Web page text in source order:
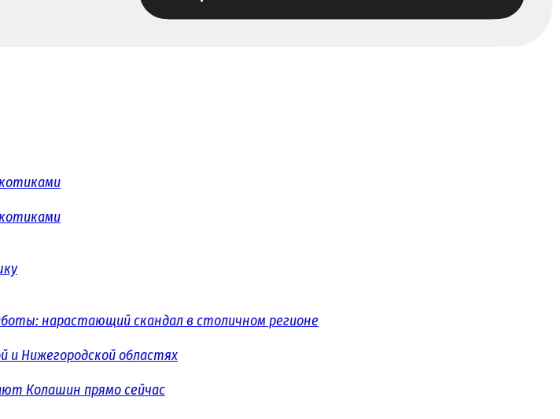
нарастающий скандал в столичном регионе
и Нижегородской областях
Колашин прямо сейчас